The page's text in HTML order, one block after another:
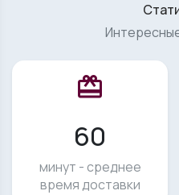
card_giftcard
60
минут - среднее
время доставки